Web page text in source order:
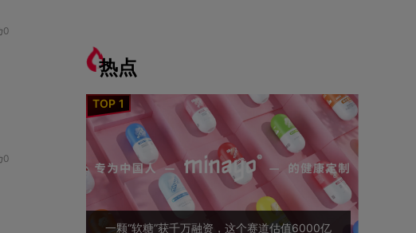
0
0
热点
一颗“软糖”获千万融资，这个赛道估值6000亿